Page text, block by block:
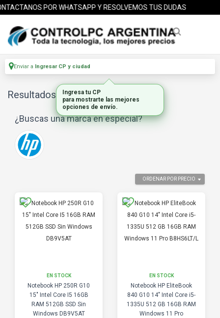
POR WHATSAPP Y RESOLVEMOS TUS DUDAS
Enviar a Ingresar CP y ciudad
Resultados para"notebook hp g10"
¿Buscas una marca en especial?
ORDENAR POR PRECIO
EN STOCK
Notebook HP 250R G10
15" Intel Core I5 16GB
RAM 512GB SSD Sin
Windows DB9V5AT
EN STOCK
Notebook HP EliteBook
840 G10 14" Intel Core i5-
1335U 512 GB 16GB RAM
Windows 11 Pro
Ingresa tu CP
para mostrarte las mejores
opciones de envío.